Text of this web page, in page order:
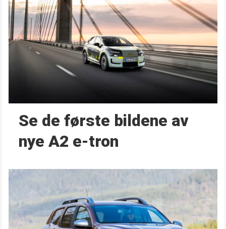
Se de første bildene av
nye A2 e-tron